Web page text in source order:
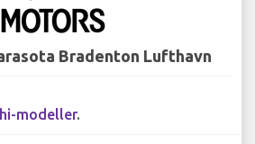
Bradenton Lufthavn
modeller.